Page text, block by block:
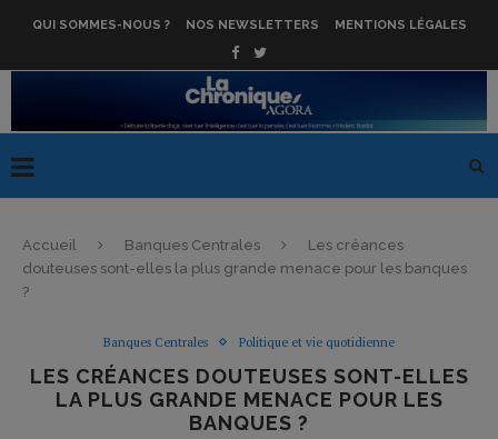
QUI SOMMES-NOUS ? NOS NEWSLETTERS MENTIONS LÉGALES
Accueil Banques Centrales
Les créances
douteuses sont-elles la plus grande menace pour les banques
?
Banques Centrales Politique et vie quotidienne
LES CRÉANCES DOUTEUSES SONT-ELLES
LA PLUS GRANDE MENACE POUR LES
BANQUES ?